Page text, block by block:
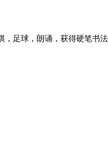
足球，朗诵，获得硬笔书